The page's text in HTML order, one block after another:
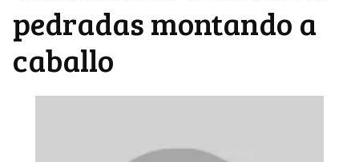
pedradas montando a
caballo